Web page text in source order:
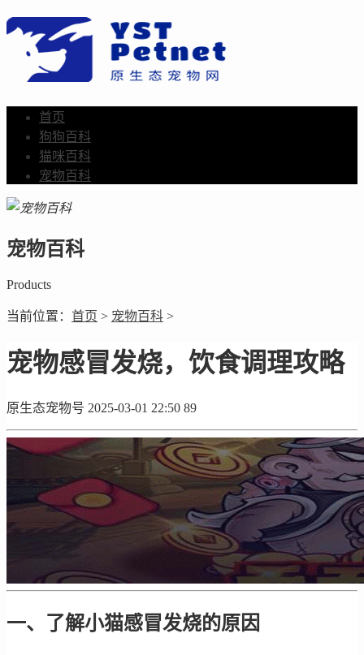
首页
狗狗百科
猫咪百科
宠物百科
宠物百科
Products
当前位置： 首页 > 宠物百科 >
宠物感冒发烧，饮食调理攻略
原生态宠物号 2025-03-01 22:50 89
一、了解小猫感冒发烧的原因